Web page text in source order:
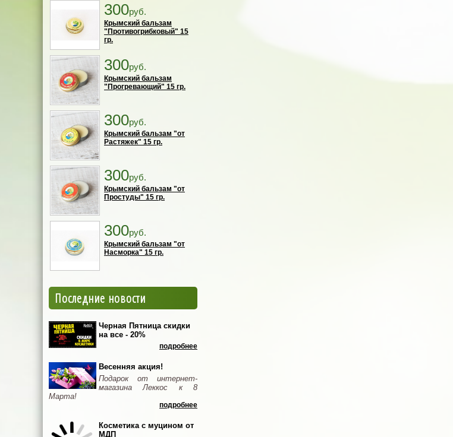
300руб.
Крымский бальзам
"Противогрибковый" 15
гр.
300руб.
Крымский бальзам
"Прогревающий" 15 гр.
300руб.
Крымский бальзам "от
Растяжек" 15 гр.
300руб.
Крымский бальзам "от
Простуды" 15 гр.
300руб.
Крымский бальзам "от
Насморка" 15 гр.
Последние новости
Черная Пятница скидки
на все - 20%
подробнее
Весенняя акция!
Подарок от интернет-
магазина Леккос к 8
Марта!
подробнее
Косметика с муцином от
МДП